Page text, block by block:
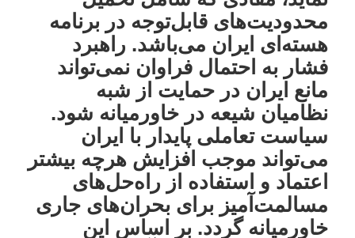
محدودیت‌های قابل‌توجه در برنامه
هسته‌ای ایران می‌باشد. راهبرد
فشار به احتمال فراوان نمی‌تواند
مانع ایران در حمایت از شبه
نظامیان شیعه در خاورمیانه شود.
سیاست تعاملی پایدار با ایران
می‌تواند موجب افزایش هرچه بیشتر
اعتماد و استفاده از راه‌حل‌های
مسالمت‌آمیز برای بحران‌های جاری
خاورمیانه گردد. بر اساس این